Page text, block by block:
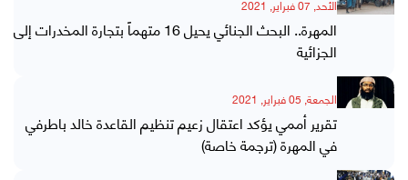
الأحد, 07 فبراير, 2021
المهرة.. البحث الجنائي يحيل 16 متهماً بتجارة المخدرات إلى
الجزائية
الجمعة, 05 فبراير, 2021
تقرير أممي يؤكد اعتقال زعيم تنظيم القاعدة خالد باطرفي
في المهرة (ترجمة خاصة)